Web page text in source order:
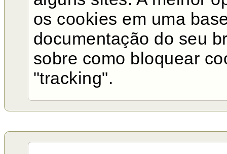
os cookies em uma
documentação do seu
sobre como bloquear
"tracking".